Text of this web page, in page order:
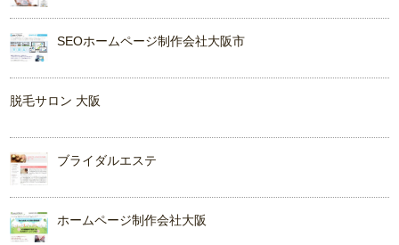
SEOホームページ制作会社大阪市
脱毛サロン 大阪
ブライダルエステ
ホームページ制作会社大阪